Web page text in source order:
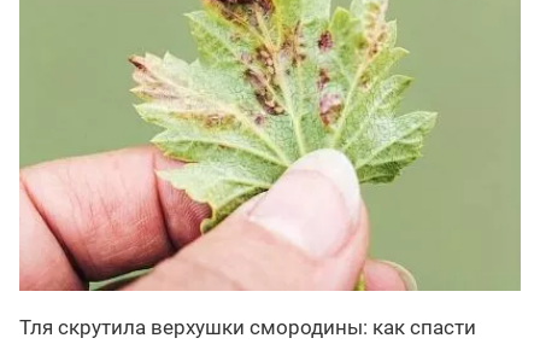
Тля скрутила верхушки смородины: как спасти